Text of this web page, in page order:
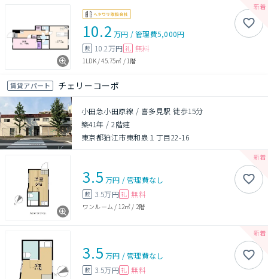
10.2 万円 /管理費5,000円
敷 10.2万円 礼 無料
1LDK/45.75㎡ /1階
賃貸アパート チェリーコーポ
小田急小田原線 / 喜多見駅 徒歩15分
築41年 /2階建
東京都狛江市東和泉１丁目22-16
3.5 万円 /管理費なし
敷 3.5万円 礼 無料
ワンルーム / 12㎡ / 2階
3.5 万円 /管理費なし
敷 3.5万円 礼 無料